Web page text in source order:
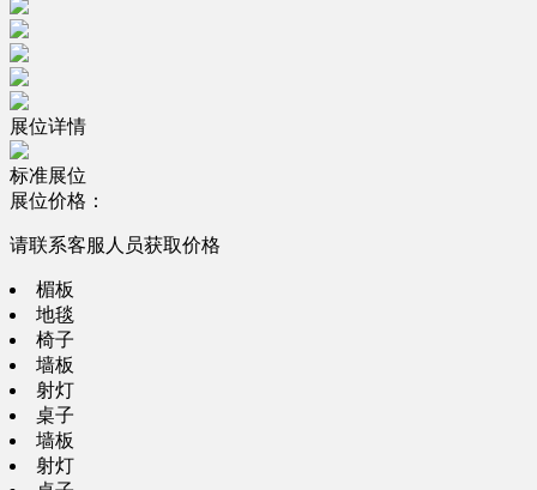
展位详情
标准展位
展位价格：
请联系客服人员获取价格
楣板
地毯
椅子
墙板
射灯
桌子
墙板
射灯